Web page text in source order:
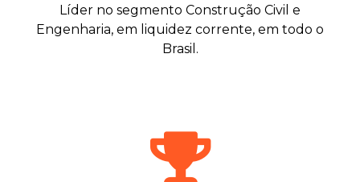
Líder no segmento Construção Civil e
Engenharia, em liquidez corrente, em todo o
Brasil.